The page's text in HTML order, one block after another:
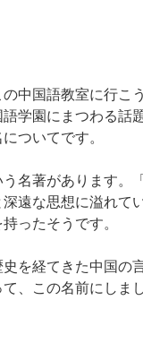
中国語教室に行こ
学園にまつわる話
ついてです。
名著があります。
遠な思想に溢れて
ったそうです。
を経てきた中国の
、この名前にしまし